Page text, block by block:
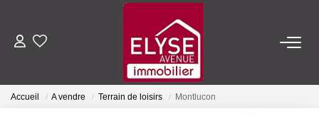
ACHETER
Accueil A vendre Terrain de loisirs Montlucon